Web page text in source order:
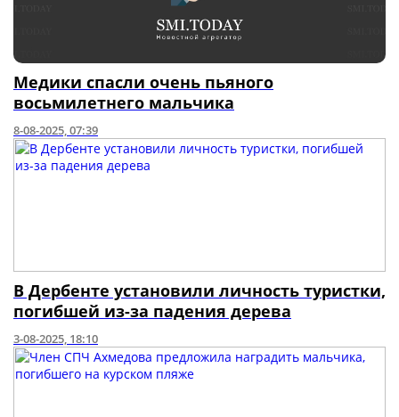
Медики спасли очень пьяного
восьмилетнего мальчика
8-08-2025, 07:39
В Дербенте установили личность туристки,
погибшей из-за падения дерева
3-08-2025, 18:10